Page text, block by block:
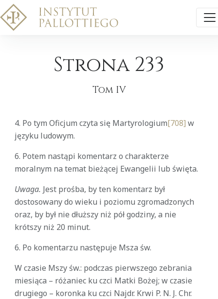
Strona 233
Tom IV
4. Po tym Oficjum czyta się Martyrologium[708] w
języku ludowym.
6. Potem nastąpi komentarz o charakterze
moralnym na temat bieżącej Ewangelii lub święta.
Uwaga. Jest prośba, by ten komentarz był
dostosowany do wieku i poziomu zgromadzonych
oraz, by był nie dłuższy niż pół godziny, a nie
krótszy niż 20 minut.
6. Po komentarzu następuje Msza św.
W czasie Mszy św.: podczas pierwszego zebrania
miesiąca – różaniec ku czci Matki Bożej; w czasie
drugiego – koronka ku czci Najdr. Krwi P. N. J. Chr.